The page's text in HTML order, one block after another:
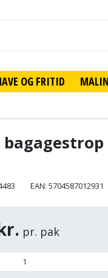
OG FRITID
EAN: 5704587012931
pr. pak